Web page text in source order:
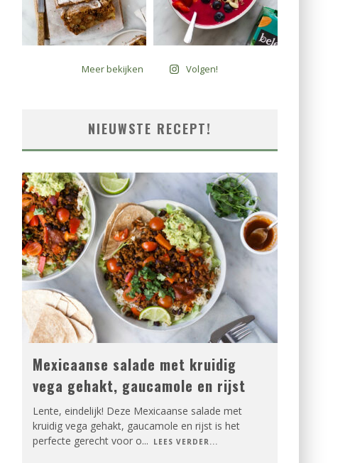
Meer bekijken Volgen!
NIEUWSTE RECEPT!
Mexicaanse salade met kruidig
vega gehakt, gaucamole en rijst
Lente, eindelijk! Deze Mexicaanse salade met
kruidig vega gehakt, gaucamole en rijst is het
perfecte gerecht voor o... LEES VERDER...